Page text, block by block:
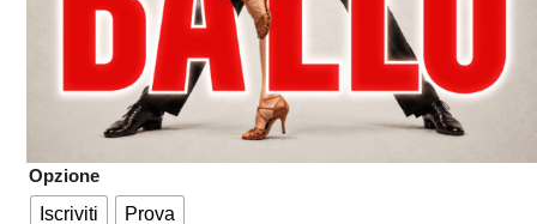
Opzione
Iscriviti
Prova